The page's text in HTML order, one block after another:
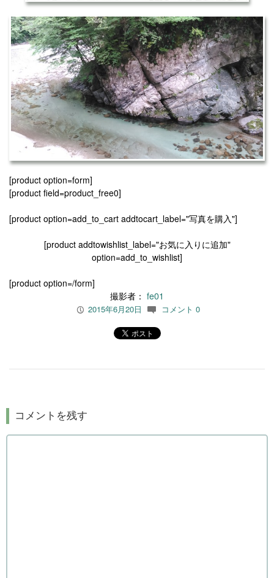
[product option=form]
[product field=product_free0]
[product option=add_to_cart addtocart_label="写真を購入"]
[product addtowishlist_label="お気に入りに追加"
option=add_to_wishlist]
[product option=/form]
撮影者： fe01
P 2015年6月20日 c コメント 0
コメントを残す